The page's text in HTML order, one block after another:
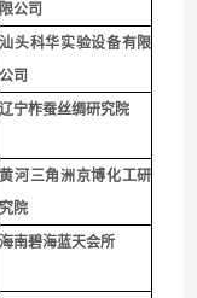
限公司
汕头科华实验设备有限
公司
辽宁柞蚕丝绸研究院
黄河三角洲京博化工研
究院
海南碧海蓝天会所